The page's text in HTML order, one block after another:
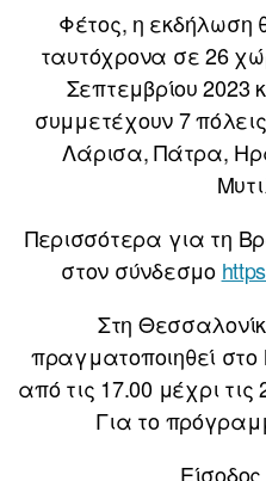
Φέτος, η εκδήλωση
ταυτόχρονα σε 26
Σεπτεμβρίου
συμμετέχουν 7
Λάρισα, Πάτρα,
Περισσότερα για τη
στον σύνδεσμο
Στη
πραγματοποιηθεί
από τις 17.00 μέχρι
Για το